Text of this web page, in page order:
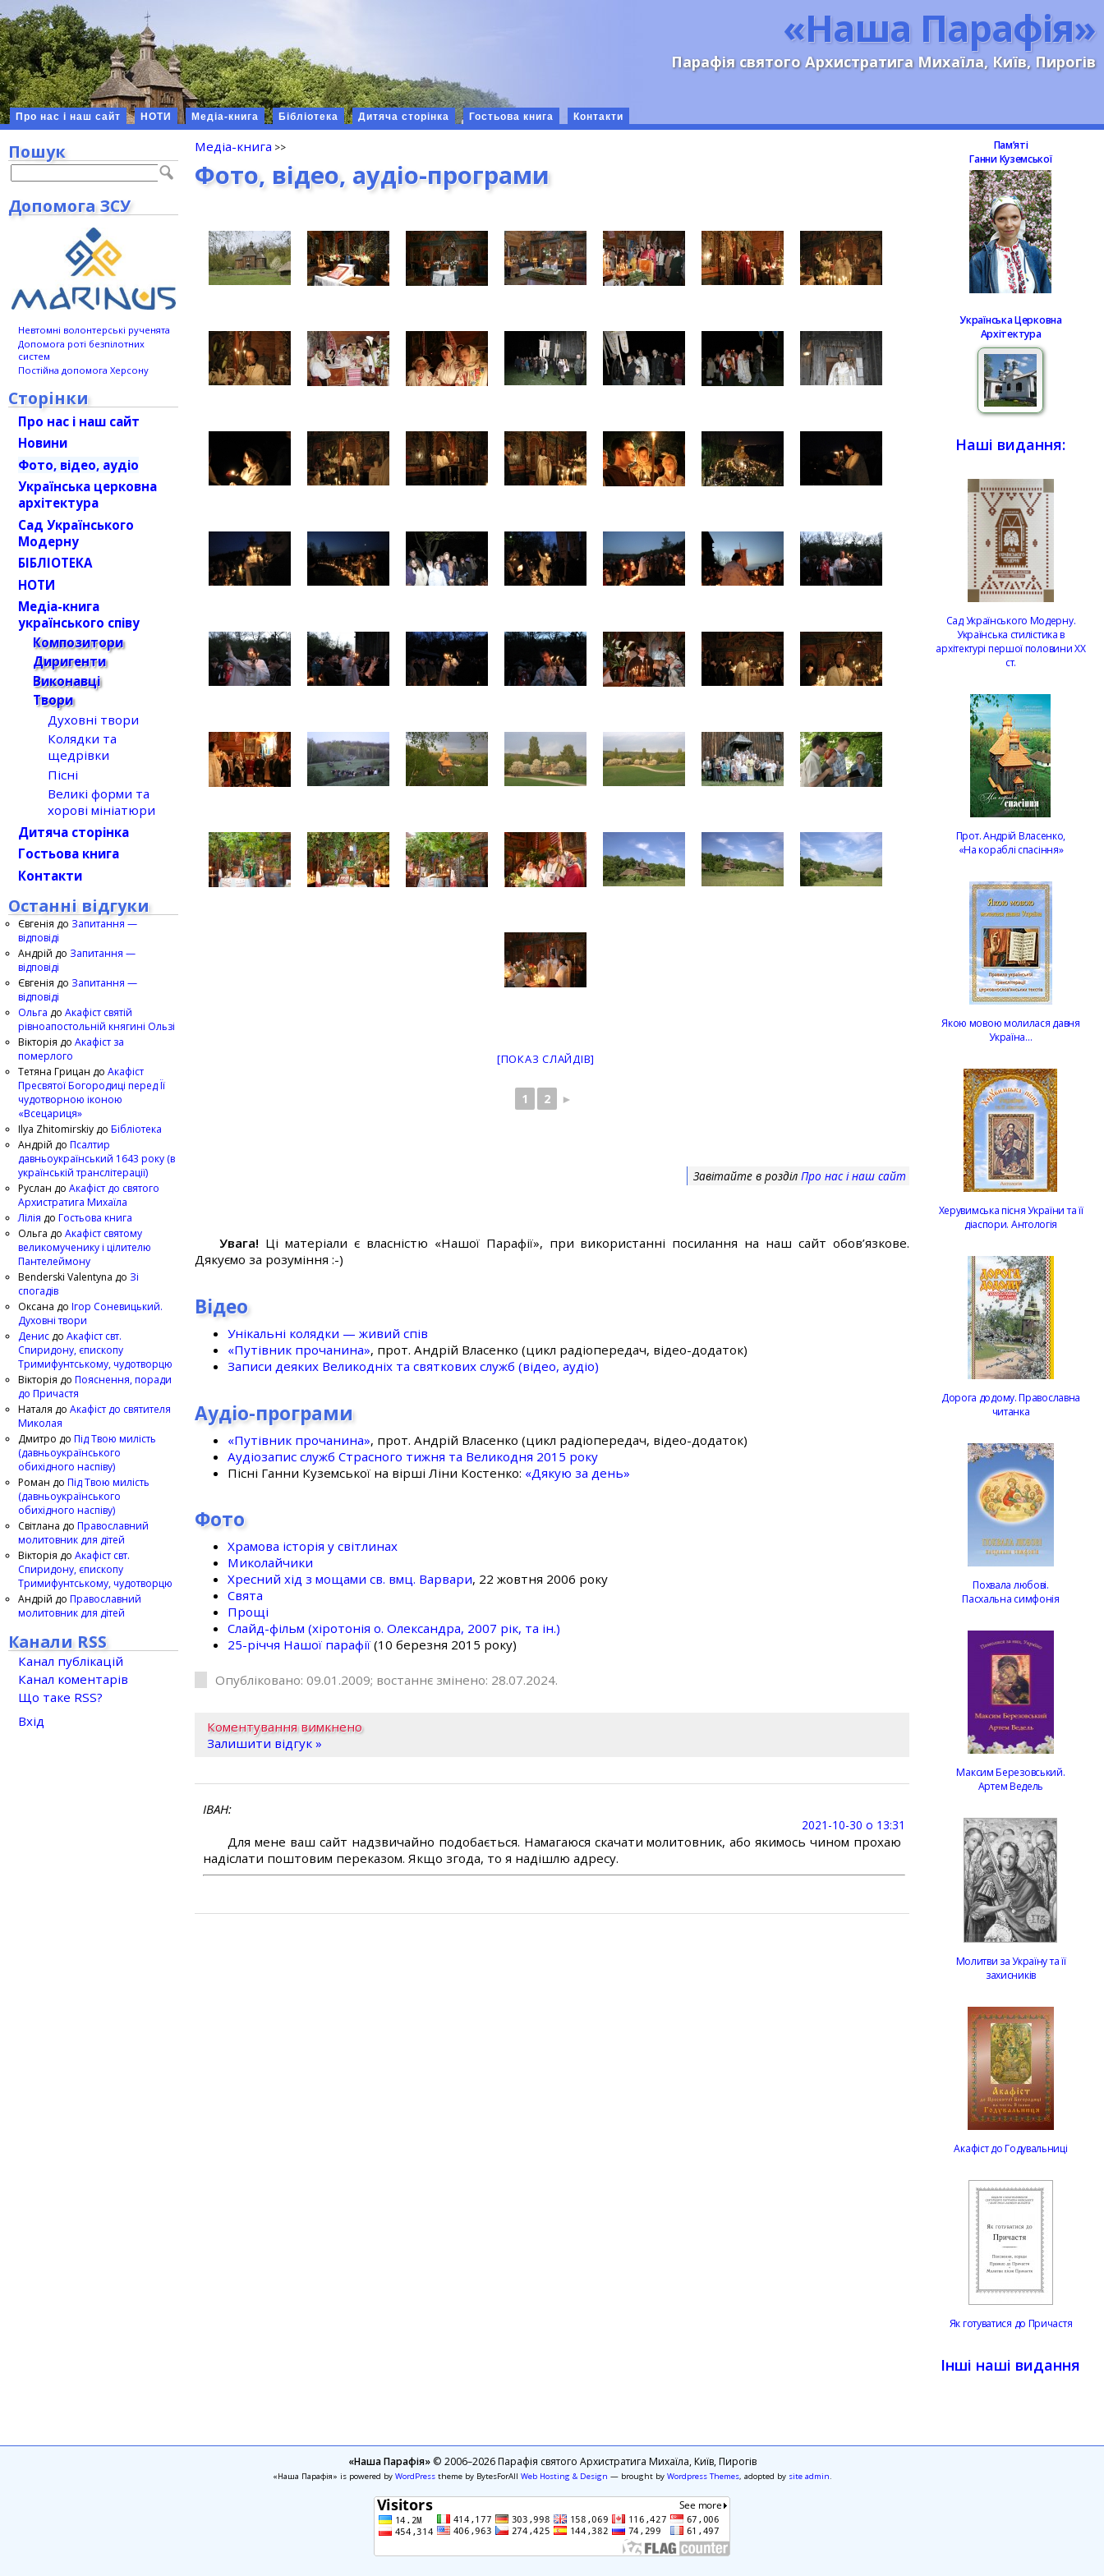
«Наша Парафія»
Парафія святого Архистратига Михаїла, Київ, Пирогів
Про нас і наш сайт НОТИ Медіа-книга Бібліотека Дитяча сторінка Гостьова книга Контакти
Медіа-книга
Фото, відео, аудіо-програми
[ПОКАЗ СЛАЙДІВ]
1 2 ►
Завітайте в розділ Про нас і наш сайт
Увага! Ці матеріали є власністю «Нашої Парафії», при використанні посилання на наш сайт обов’язкове.
Дякуємо за розуміння :-)
Відео
Унікальні колядки — живий спів
«Путівник прочанина», прот. Андрій Власенко (цикл радіопередач, відео-додаток)
Записи деяких Великодніх та святкових служб (відео, аудіо)
Аудіо-програми
«Путівник прочанина», прот. Андрій Власенко (цикл радіопередач, відео-додаток)
Аудіозапис служб Страсного тижня та Великодня 2015 року
Пісні Ганни Куземської на вірші Ліни Костенко: «Дякую за день»
Фото
Храмова історія у світлинах
Миколайчики
Хресний хід з мощами св. вмц. Варвари, 22 жовтня 2006 року
Свята
Прощі
Слайд-фільм (хіротонія о. Олександра, 2007 рік, та ін.)
25-рiччя Нашої парафiї (10 березня 2015 року)
Опубліковано: 09.01.2009; востаннє змінено: 28.07.2024.
Коментування вимкнено
Залишити відгук »
ІВАН
2021-10-30 о 13:31
Для мене ваш сайт надзвичайно подобається. Намагаюся скачати молитовник, або якимось чином прохаю
надіслати поштовим переказом. Якщо згода, то я надішлю адресу.
Пошук
Допомога ЗСУ
Невтомні волонтерські рученята
Допомога роті безпілотних
систем
Постійна допомога Херсону
Сторінки
Про нас і наш сайт
Новини
Фото, відео, аудіо
Українська церковна
архітектура
Сад Українського
Модерну
БІБЛІОТЕКА
НОТИ
Медіа-книга
українського співу
Композитори
Диригенти
Виконавці
Твори
Духовні твори
Колядки та
щедрівки
Пісні
Великі форми та
хорові мініатюри
Дитяча сторінка
Гостьова книга
Контакти
Останні відгуки
Євгенія до Запитання —
відповіді
Андрій до Запитання —
відповіді
Євгенія до Запитання —
відповіді
Ольга до Акафіст святій
рівноапостольній княгині Ользі
Вікторія до Акафіст за
померлого
Тетяна Грицан до Акафіст
Пресвятої Богородиці перед Її
чудотворною іконою
«Всецариця»
Ilya Zhitomirskiy до Бібліотека
Андрій до Псалтир
давньоукраїнський 1643 року (в
українській транслітерації)
Руслан до Акафіст до святого
Архистратига Михаїла
Лілія до Гостьова книга
Ольга до Акафіст святому
великомученику і цілителю
Пантелеймону
Benderski Valentyna до Зі
спогадів
Оксана до Ігор Соневицький.
Духовні твори
Денис до Акафіст свт.
Спиридону, єпископу
Тримифунтському, чудотворцю
Вікторія до Пояснення, поради
до Причастя
Наталя до Акафіст до святителя
Миколая
Дмитро до Під Твою милість
(давньоукраїнського
обихідного наспіву)
Роман до Під Твою милість
(давньоукраїнського
обихідного наспіву)
Світлана до Православний
молитовник для дітей
Вікторія до Акафіст свт.
Спиридону, єпископу
Тримифунтському, чудотворцю
Андрій до Православний
молитовник для дітей
Канали RSS
Канал публікацій
Канал коментарів
Що таке RSS?
Вхід
Памʼяті
Ганни Куземської
Українська Церковна
Архітектура
Наші видання:
Сад Українського Модерну.
Українська стилістика в
архітектурі першої половини ХХ
ст.
Прот. Андрій Власенко,
«На кораблі спасіння»
Якою мовою молилася давня
Україна…
Херувимська пісня України та її
діаспори. Антологія
Дорога додому. Православна
читанка
Похвала любові.
Пасхальна симфонія
Максим Березовський.
Артем Ведель
Молитви за Україну та її
захисників
Акафіст до Годувальниці
Як готуватися до Причастя
Інші наші видання
«Наша Парафія»© 2006–2026 Парафія святого Архистратига Михаїла, Київ, Пирогів
«Наша Парафія» is powered by WordPresstheme by BytesForAll Web Hosting & Design — brought by Wordpress Themes, adopted by site admin.